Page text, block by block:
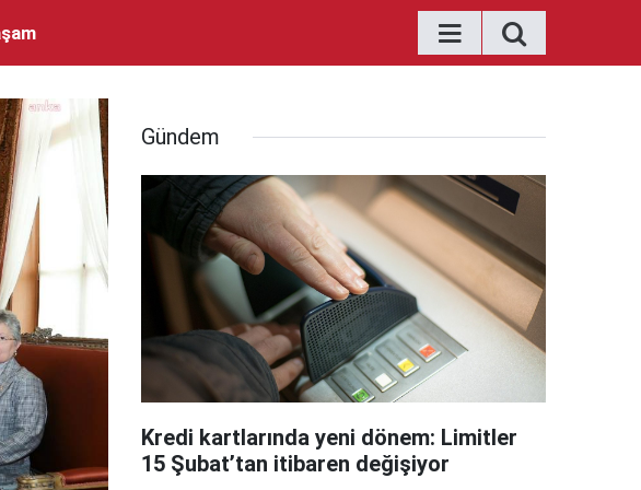
Gündem
Kredi kartlarında yeni dönem: Limitler
15 Şubat’tan itibaren değişiyor